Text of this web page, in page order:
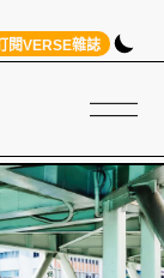
閱VERSE雜誌